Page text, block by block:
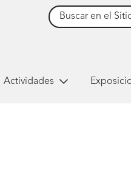
Buscar
Actividades